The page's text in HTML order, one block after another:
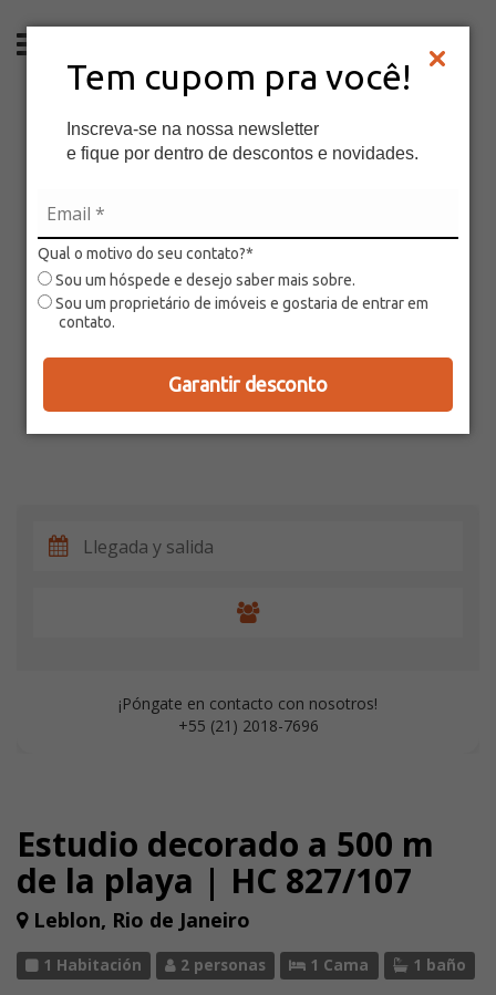
Tem cupom pra você!
Inscreva-se na nossa newsletter
e fique por dentro de descontos e novidades.
Qual o motivo do seu contato?*
Sou um hóspede e desejo saber mais sobre.
Sou um proprietário de imóveis e gostaria de entrar em
contato.
Garantir desconto
Estudio decorado a 500 m
de la playa | HC 827/107
Leblon, Rio de Janeiro
1 Habitación 2 personas 1 Cama 1 baño
¡Póngate en contacto con nosotros!
+55 (21) 2018-7696